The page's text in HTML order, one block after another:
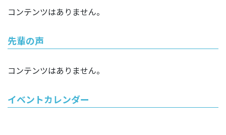
コンテンツはありません。
先輩の声
コンテンツはありません。
イベントカレンダー